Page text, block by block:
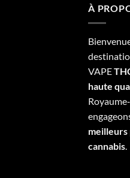
À
VAPE
haute
meilleurs
cannabis.